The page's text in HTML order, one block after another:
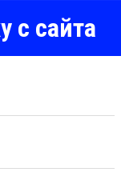
с сайта